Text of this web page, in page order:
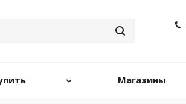
Магазины